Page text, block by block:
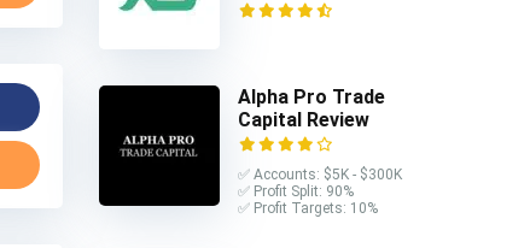
Alpha Pro Trade
Capital Review
✅ Accounts: $5K - $300K
✅ Profit Split: 90%
✅ Profit Targets: 10%